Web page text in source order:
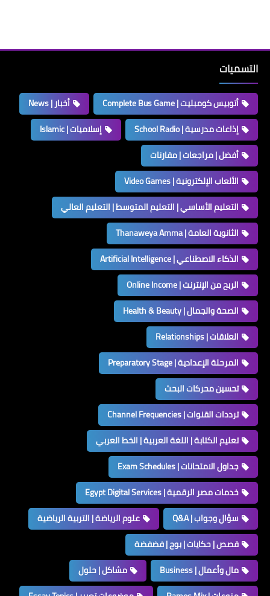
التسميات
أتوبيس كومبليت | Complete Bus Game
أخبار | News
إذاعات مدرسية | School Radio
إسلاميات | Islamic
أفضل | مراجعات | مقارنات
الألعاب الإلكترونية | Video Games
التعليم الأساسي | التعليم المتوسط | التعليم العالي
الثانوية العامة | Thanaweya Amma
الذكاء الاصطناعي | Artificial Intelligence
الربح من الإنترنت | Online Income
الصحة والجمال | Health & Beauty
العلاقات | Relationships
المرحلة الإعدادية | Preparatory Stage
تحسين محركات البحث
ترددات القنوات | Channel Frequencies
تعليم الكتابة | اللغة العربية | الخط العربي
جداول الامتحانات | Exam Schedules
خدمات مصر الرقمية | Egypt Digital Services
سؤال وجواب | Q&A
علوم الرياضة | التربية الرياضية
قصص | حكايات | بوح | فضفضة
مال وأعمال | Business
مشاكل | حلول